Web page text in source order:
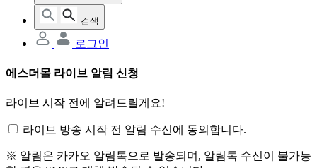
검색
로그인
에스더몰 라이브 알림 신청
라이브 시작 전에 알려드릴게요!
라이브 방송 시작 전 알림 수신에 동의합니다.
※ 알림은 카카오 알림톡으로 발송되며, 알림톡 수신이 불가능